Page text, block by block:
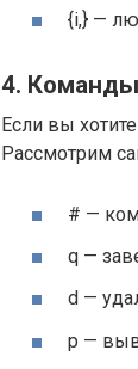
{i,} —
4.
Если вы
Рассмотрим
# —
q —
d —
p —